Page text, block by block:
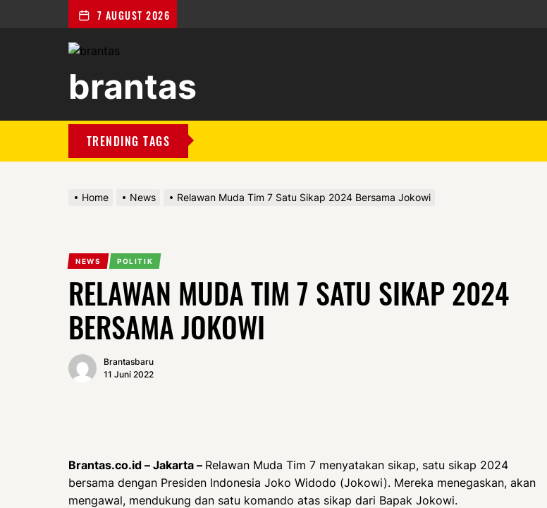
7 AUGUST 2026
brantas
TRENDING TAGS
Home News Relawan Muda Tim 7 Satu Sikap 2024 Bersama Jokowi
NEWS POLITIK
RELAWAN MUDA TIM 7 SATU SIKAP 2024
BERSAMA JOKOWI
Brantasbaru
11 Juni 2022
Brantas.co.id – Jakarta – Relawan Muda Tim 7 menyatakan sikap, satu sikap 2024
bersama dengan Presiden Indonesia Joko Widodo (Jokowi). Mereka menegaskan, akan
mengawal, mendukung dan satu komando atas sikap dari Bapak Jokowi.